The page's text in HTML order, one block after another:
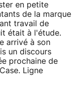
en petite
de la marque
travail de
était à l'étude.
arrivé à son
un discours
prochaine de
Ligne